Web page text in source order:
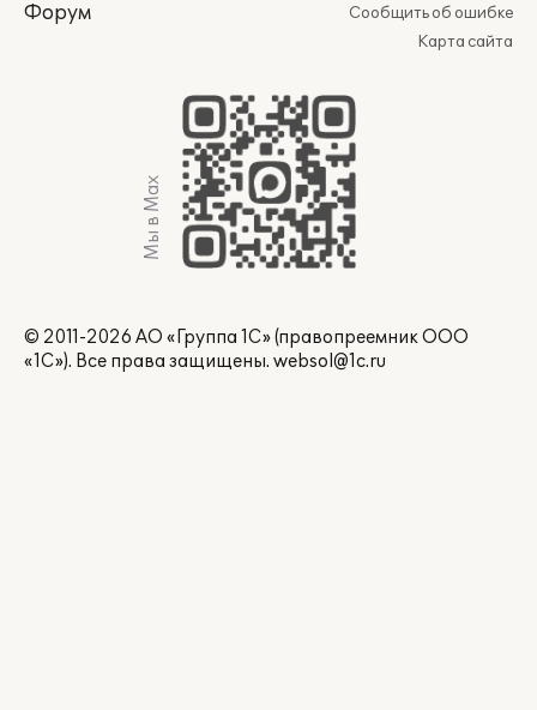
Форум
Сообщить об ошибке
Карта сайта
Мы в Max
© 2011-2026 АО «Группа 1С» (правопреемник ООО
«1С»). Все права защищены. websol@1c.ru